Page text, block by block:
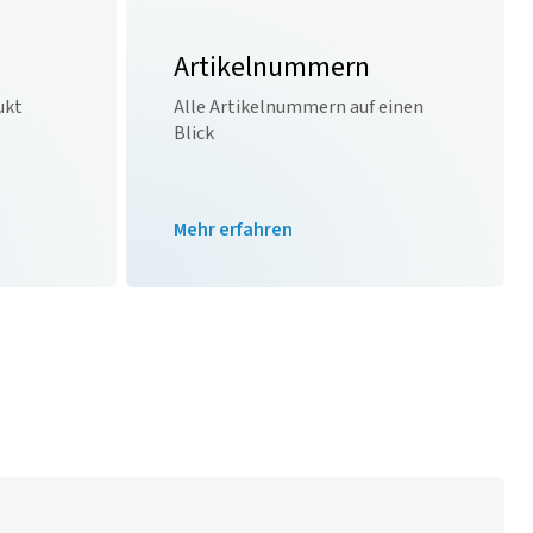
Artikelnummern
Alle Artikelnummern auf einen
Blick
Mehr erfahren